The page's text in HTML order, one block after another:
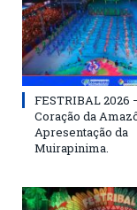
FESTRIBAL 2026
Coração da
Apresentação da
Muirapinima.